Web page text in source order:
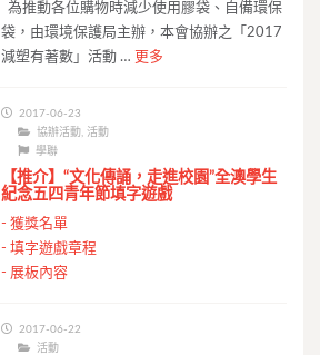
為推動各位購物時減少使用膠袋、自備環保
袋，由環境保護局主辦，本會協辦之「2017
減塑有著數」活動 … 更多
2017-06-23
協辦活動 ,活動
學聯
【推介】“文化傳誦，走進校園”全澳學生
紀念五四青年節填字遊戲
- 獲獎名單
- 填字遊戲章程
- 展板內容
2017-06-22
活動